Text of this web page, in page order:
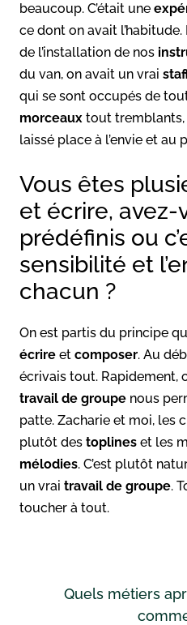
beaucoup. C’était une
ce dont on avait l’habitude.
de l’installation de nos
du van, on avait un vrai
qui se sont occupés de
morceaux tout tremblants,
laissé place à l’envie et au
Vous êtes
et écrire, avez-
prédéfinis ou
sensibilité et
chacun ?
On est partis du principe
écrire et composer. Au
écrivais tout. Rapidement,
travail de groupe nous
patte. Zacharie et moi, les
plutôt des toplines et les
mélodies. C’est plutôt
un vrai travail de groupe.
toucher à tout.
Quels métiers